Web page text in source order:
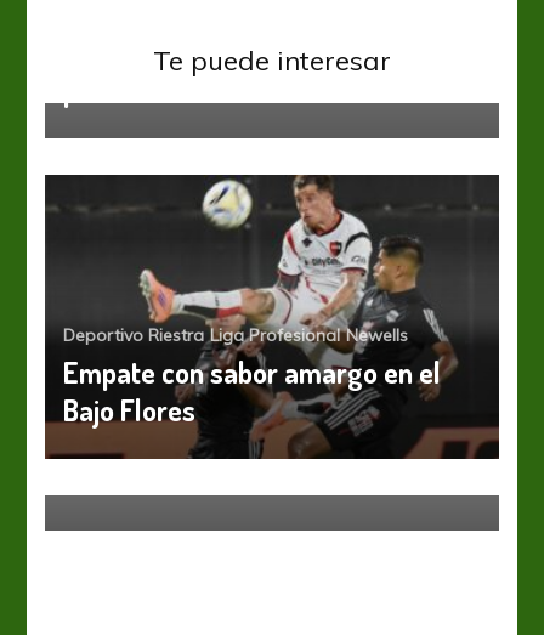
Te puede interesar
El Fortín y La Lepra abren la
Deportivo Riestra Liga Profesional Newells
Empate con sabor amargo en el
Bajo Flores
Liga Profesional Newells